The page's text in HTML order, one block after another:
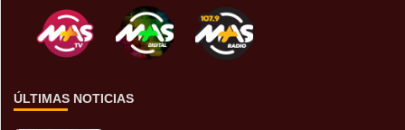
ÚLTIMAS NOTICIAS